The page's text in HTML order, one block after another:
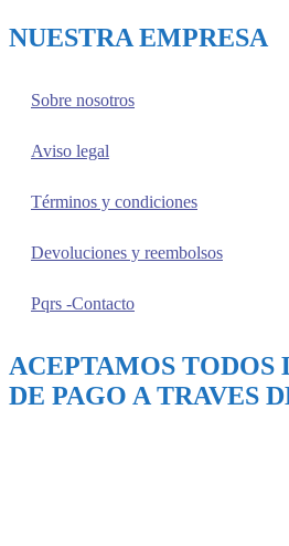
NUESTRA EMPRESA
Sobre nosotros
Aviso legal
Términos y condiciones
Devoluciones y reembolsos
Pqrs -Contacto
ACEPTAMOS TODOS
DE PAGO A TRAVES